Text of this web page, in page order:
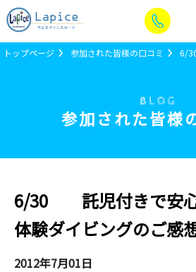
トップページ 参加された皆様の口コミ 6/
BLOG
参加された皆様
6/30 託児付きで安
体験ダイビングのご感
2012年7月01日